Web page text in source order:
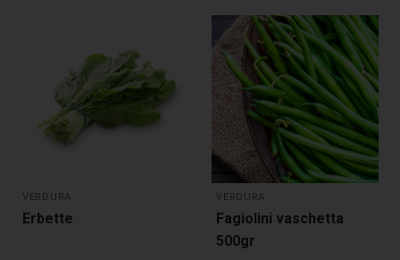
VERDURA
Erbette
VERDURA
Fagiolini vaschetta
500gr